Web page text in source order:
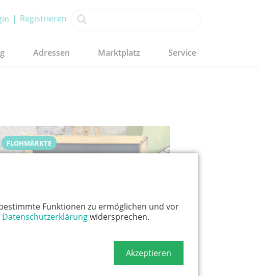
Funktionen zu ermöglichen und vor
widersprechen.
Akzeptieren
Registrieren
Adressen Marktplatz Service
FLOHMÄRKTE
Flohmarkt in der Rheinaue gilt als einer